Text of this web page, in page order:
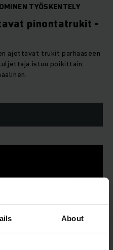
About
TYÖSKENTELY
pinontatrukit -
ajettavat trukit parhaaseen
istuu poikittain